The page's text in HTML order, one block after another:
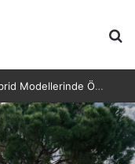
Lexus’ta LBX ve RX Performance Hybrid Modellerinde Özel Fiyat Avantajı